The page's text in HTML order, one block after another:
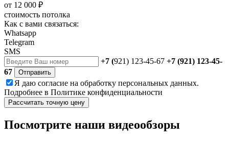
от 12 000 ₽
стоимость потолка
Как с вами связаться:
Whatsapp
Telegram
SMS
+7 (921) 123-45-67 +7 (921) 123-45-
67
Отправить
Я даю согласие на обработку персональных данных.
Подробнее в Политике конфиденциальности
Рассчитать точную цену
Посмотрите наши видеообзоры